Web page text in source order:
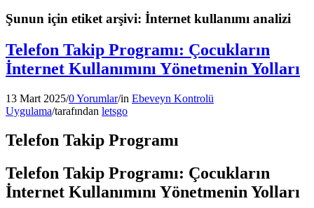
Şunun için etiket arşivi: İnternet kullanımı analizi
Telefon Takip Programı: Çocukların
İnternet Kullanımını Yönetmenin Yolları
13 Mart 2025/0 Yorumlar/in Ebeveyn Kontrolü
Uygulama/tarafından letsgo
Telefon Takip Programı
Telefon Takip Programı: Çocukların
İnternet Kullanımını Yönetmenin Yolları